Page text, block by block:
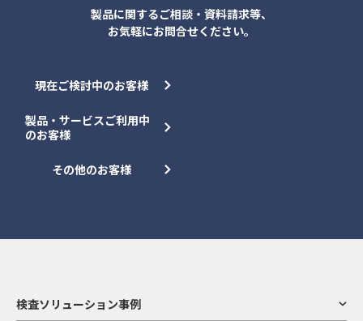
製品に関するご相談・資料請求等、
お気軽にお問合せください。
現在ご検討中のお客様
製品・サービスご利用中
のお客様
その他のお客様
検査ソリューション事例